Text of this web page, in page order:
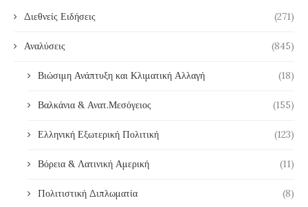
Διεθνείς Ειδήσεις (271)
Αναλύσεις (845)
Βιώσιμη Ανάπτυξη και Κλιματική Αλλαγή (18)
Βαλκάνια & Ανατ.Μεσόγειος (155)
Ελληνική Εξωτερική Πολιτική (123)
Βόρεια & Λατινική Αμερική (11)
Πολιτιστική Διπλωματία (8)